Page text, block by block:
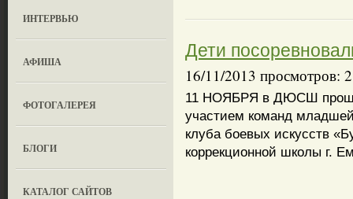
ИНТЕРВЬЮ
АФИША
ФОТОГАЛЕРЕЯ
БЛОГИ
КАТАЛОГ САЙТОВ
Дети
16/11/2013 просмотров:
11 НОЯБРЯ в ДЮСШ
участием команд
клуба боевых искусств
коррекционной школы г.